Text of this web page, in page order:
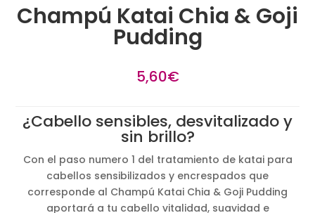
Champú Katai Chia & Goji
Pudding
5,60€
¿Cabello sensibles, desvitalizado y
sin brillo?
Con el paso numero 1 del tratamiento de katai para
cabellos sensibilizados y encrespados que
corresponde al Champú Katai Chia & Goji Pudding
aportará a tu cabello vitalidad, suavidad e